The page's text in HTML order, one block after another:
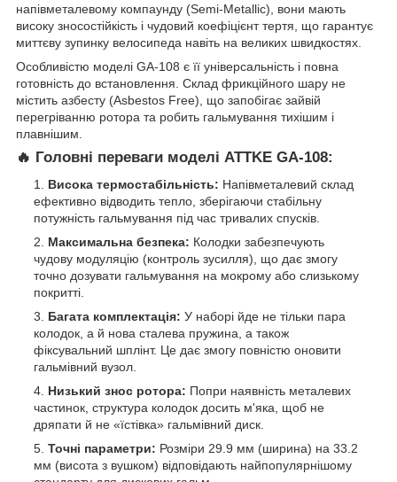
напівметалевому компаунду (Semi-Metallic), вони мають
високу зносостійкість і чудовий коефіцієнт тертя, що гарантує
миттєву зупинку велосипеда навіть на великих швидкостях.
Особливістю моделі GA-108 є її універсальність і повна
готовність до встановлення. Склад фрикційного шару не
містить азбесту (Asbestos Free), що запобігає зайвій
перегріванню ротора та робить гальмування тихішим і
плавнішим.
🔥 Головні переваги моделі ATTKE GA-108:
Висока термостабільність: Напівметалевий склад
ефективно відводить тепло, зберігаючи стабільну
потужність гальмування під час тривалих спусків.
Максимальна безпека: Колодки забезпечують
чудову модуляцію (контроль зусилля), що дає змогу
точно дозувати гальмування на мокрому або слизькому
покритті.
Багата комплектація: У наборі йде не тільки пара
колодок, а й нова сталева пружина, а також
фіксувальний шплінт. Це дає змогу повністю оновити
гальмівний вузол.
Низький знос ротора: Попри наявність металевих
частинок, структура колодок досить м'яка, щоб не
дряпати й не «їстівка» гальмівний диск.
Точні параметри: Розміри 29.9 мм (ширина) на 33.2
мм (висота з вушком) відповідають найпопулярнішому